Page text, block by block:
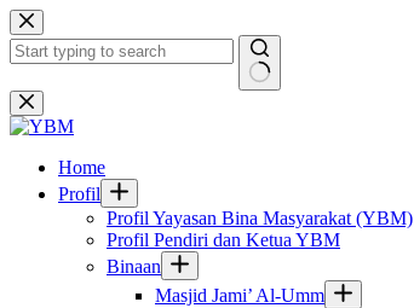
Skip
to
content
No
results
Home
Profil
Profil Yayasan Bina Masyarakat (YBM)
Profil Pendiri dan Ketua YBM
Binaan
Masjid Jami’ Al-Umm